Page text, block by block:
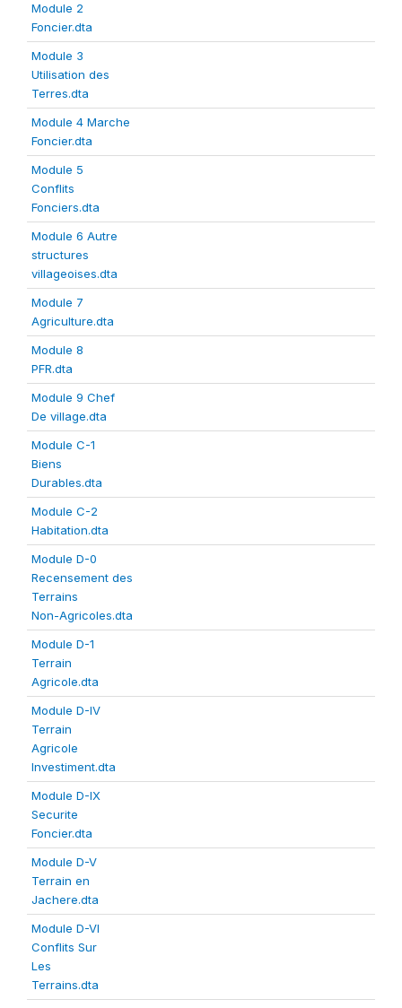
Module 2
Foncier.dta
Module 3
Utilisation des
Terres.dta
Module 4 Marche
Foncier.dta
Module 5
Conflits
Fonciers.dta
Module 6 Autre
structures
villageoises.dta
Module 7
Agriculture.dta
Module 8
PFR.dta
Module 9 Chef
De village.dta
Module C-1
Biens
Durables.dta
Module C-2
Habitation.dta
Module D-0
Recensement des
Terrains
Non-Agricoles.dta
Module D-1
Terrain
Agricole.dta
Module D-IV
Terrain
Agricole
Investiment.dta
Module D-IX
Securite
Foncier.dta
Module D-V
Terrain en
Jachere.dta
Module D-VI
Conflits Sur
Les
Terrains.dta